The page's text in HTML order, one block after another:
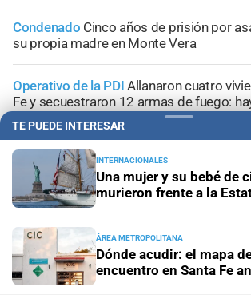
Condenado Cinco años de prisión por
su propia madre en Monte Vera
Operativo de la PDI Allanaron cuatro
Fe y secuestraron 12 armas de fuego:
Narcos barrialesPersecución en Santa
aprehendidos con un arma, cocaína y
+ Información General
TE PUEDE INTERESAR
INTERNACIONALES
Una mujer y su bebé de
murieron frente a la
ÁREA METROPOLITANA
Dónde acudir: el mapa
encuentro en Santa Fe